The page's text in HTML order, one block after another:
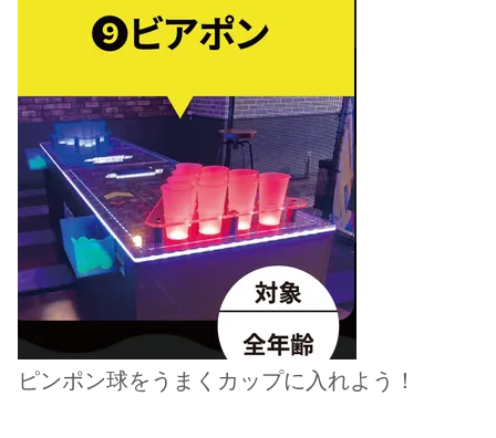
ピンポン球をうまくカップに入れよう！